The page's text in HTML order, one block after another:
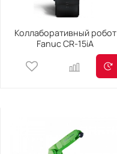
Коллаборативный робот
Fanuc CR-15iA